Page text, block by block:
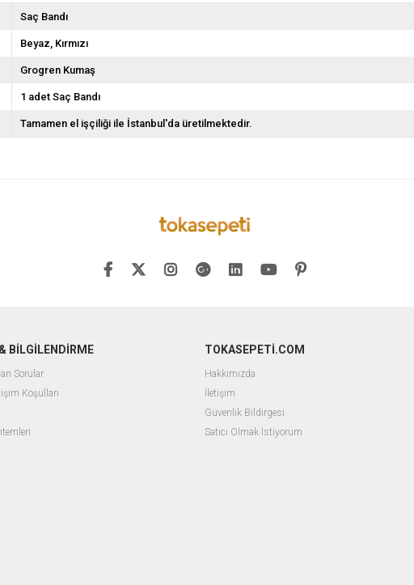
Saç Bandı
Beyaz Kırmızı
Grogren Kumaş
1 adet Saç Bandı
Tamamen el işçiliği ile İstanbul'da üretilmektedir.
BİLGİLENDİRME
Sorular
Koşulları
TOKASEPETİ.COM
Hakkımızda
İletişim
Güvenlik Bildirgesi
Satıcı Olmak İstiyorum